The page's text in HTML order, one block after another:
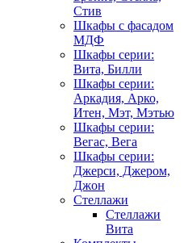
Стив
Шкафы с фасадом
МДФ
Шкафы серии:
Вита, Билли
Шкафы серии:
Аркадия, Арко,
Итен, Мэт, Мэтью
Шкафы серии:
Вегас, Вега
Шкафы серии:
Джерси, Джером,
Джон
Стеллажи
Стеллажи
Вита